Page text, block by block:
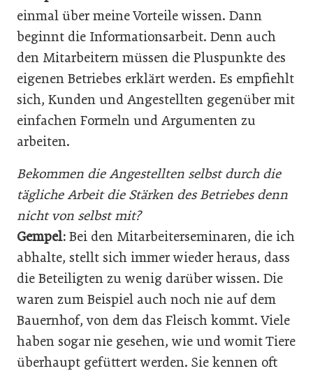
einmal über meine Vorteile wissen. Dann
beginnt die Informationsarbeit. Denn auch
den Mitarbeitern müssen die Pluspunkte des
eigenen Betriebes erklärt werden. Es empfiehlt
sich, Kunden und Angestellten gegenüber mit
einfachen Formeln und Argumenten zu
arbeiten.
Bekommen die Angestellten selbst durch die
tägliche Arbeit die Stärken des Betriebes denn
nicht von selbst mit?
Gempel: Bei den Mitarbeiterseminaren, die ich
abhalte, stellt sich immer wieder heraus, dass
die Beteiligten zu wenig darüber wissen. Die
waren zum Beispiel auch noch nie auf dem
Bauernhof, von dem das Fleisch kommt. Viele
haben sogar nie gesehen, wie und womit Tiere
überhaupt gefüttert werden. Sie kennen oft